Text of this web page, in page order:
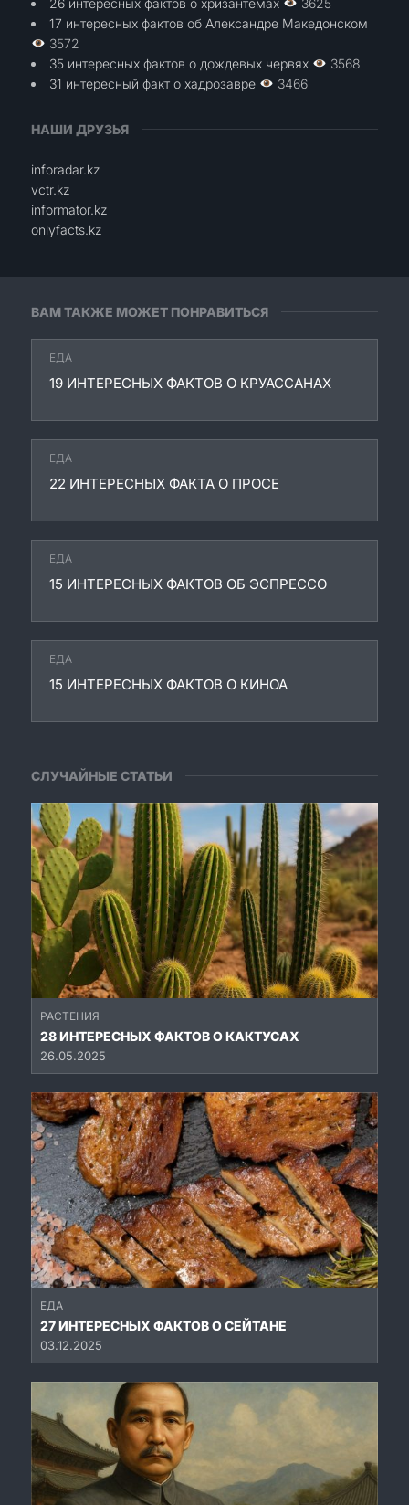
ВАМ ТАКЖЕ МОЖЕТ ПОНРАВИТЬСЯ
ЕДА
19 ИНТЕРЕСНЫХ ФАКТОВ О КРУАССАНАХ
ЕДА
22 ИНТЕРЕСНЫХ ФАКТА О ПРОСЕ
ЕДА
15 ИНТЕРЕСНЫХ ФАКТОВ ОБ ЭСПРЕССО
ЕДА
15 ИНТЕРЕСНЫХ ФАКТОВ О КИНОА
СЛУЧАЙНЫЕ СТАТЬИ
РАСТЕНИЯ
28 ИНТЕРЕСНЫХ ФАКТОВ О КАКТУСАХ
26.05.2025
ЕДА
27 ИНТЕРЕСНЫХ ФАКТОВ О СЕЙТАНЕ
03.12.2025
26 интересных фактов о хризантемах
3625
17 интересных фактов об Александре Македонском
3572
35 интересных фактов о дождевых червях
3568
31 интересный факт о хадрозавре
3466
НАШИ ДРУЗЬЯ
inforadar.kz
vctr.kz
informator.kz
onlyfacts.kz